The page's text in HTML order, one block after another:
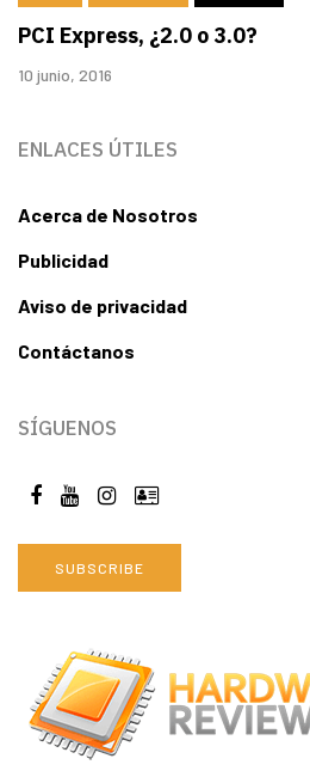
PCI Express, ¿2.0 o 3.0?
10 junio, 2016
ENLACES ÚTILES
Acerca de Nosotros
Publicidad
Aviso de privacidad
Contáctanos
SÍGUENOS
SUBSCRIBE